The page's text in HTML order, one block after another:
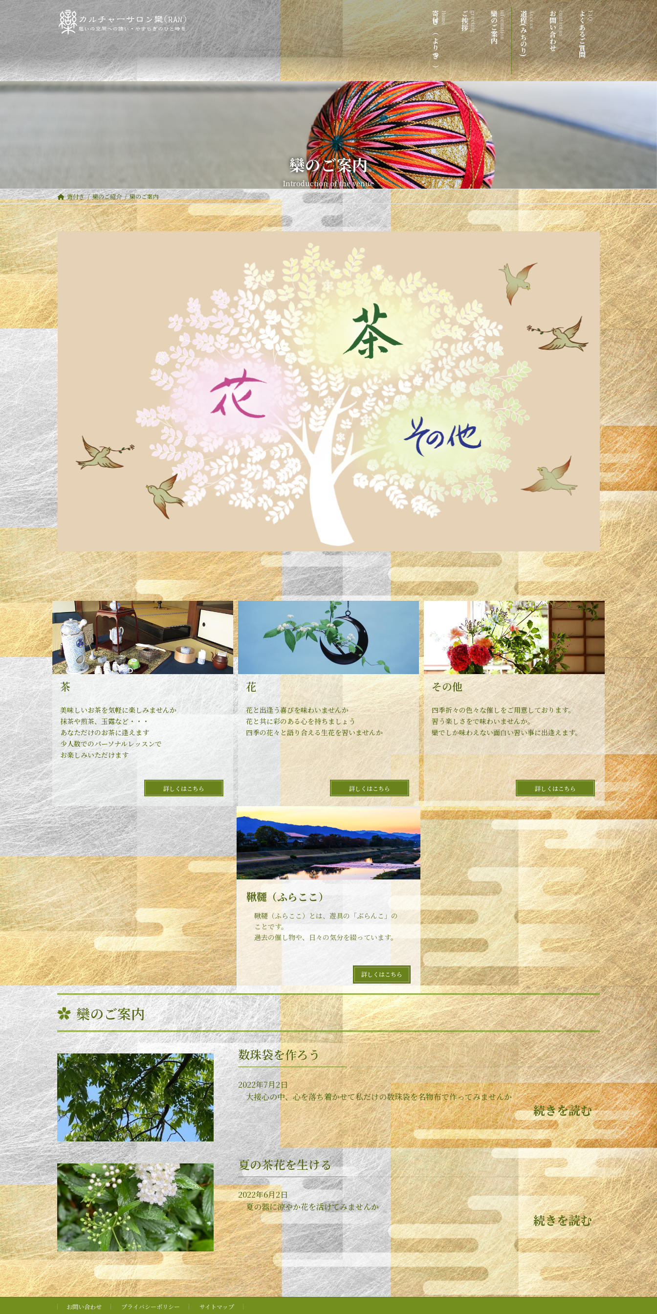
ン
テ
ン
ツ
へ
ス
キ
ッ
ビ
ゲ
ー
シ
ョ
ン
に
移
寄付き（よりつき）Home ご挨拶greeting 欒のご案内information 道程(みちのり)Access お問い合わせcontact us よくあるご質問FAQ
欒のご案内
Introduction of the venue
寄付き 欒のご紹介 欒のご案内
茶
美味しいお茶を気軽に楽しみませんか
抹茶や煎茶、玉露など・・・
あなただけのお茶に逢えます
少人数でのパーソナルレッスンで
お楽しみいただけます
詳しくはこちら
花
花と出逢う喜びを味わいませんか
花と共に彩のある心を持ちましょう
四季の花々と語り合える生花を習いませんか
詳しくはこちら
その他
四季折々の色々な催しをご用意しております。
習う楽しさをで味わいませんか。
欒でしか味わえない面白い習い事に出逢えます。
詳しくはこちら
鞦韆（ふらここ）
鞦韆（ふらここ）とは、遊具の「ぶらんこ」の
ことです。
過去の催し物や、日々の気分を綴っています。
詳しくはこちら
欒のご案内
数珠袋を作ろう
2022年7月2日
大接心の中、心を落ち着かせて私だけの数珠袋を名物布で作ってみませんか
続きを読む
夏の茶花を生ける
2022年6月2日
夏の器に涼やか花を活けてみませんか
続きを読む
お問い合わせ プライバシーポリシー サイトマップ